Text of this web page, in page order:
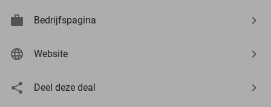
Bedrijfspagina
Website
Deel deze deal